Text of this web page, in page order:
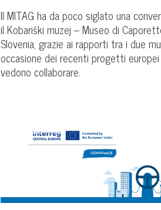
Il MITAG ha da poco siglato una
il Kobariški muzej – Museo di
Slovenia, grazie ai rapporti tra i due
occasione dei recenti progetti
vedono collaborare.